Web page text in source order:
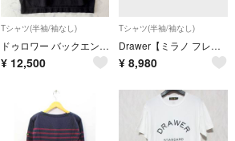
Tシャツ(半袖/袖なし)
ドゥロワー バックエンブレム刺繍 ノースリーブ カットソー コットン ブラック
¥ 12,500
Tシャツ(半袖/袖なし)
Drawer【ミラノ フレアースリーブ】
¥ 8,980